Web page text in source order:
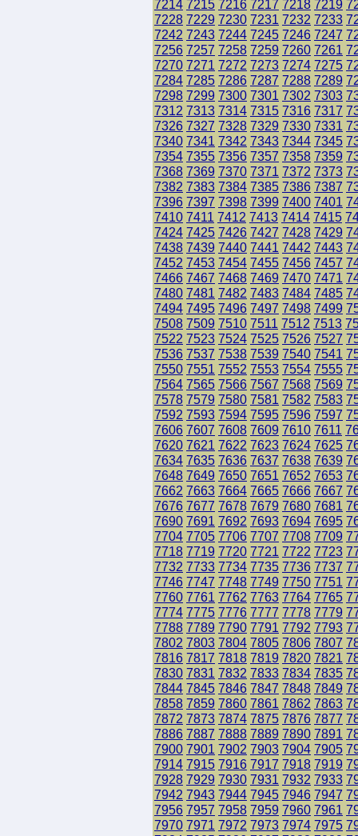
7214 7215 7216 7217 7218 7219
7228 7229 7230 7231 7232 7233
7242 7243 7244 7245 7246 7247
7256 7257 7258 7259 7260 7261
7270 7271 7272 7273 7274 7275
7284 7285 7286 7287 7288 7289
7298 7299 7300 7301 7302 7303
7312 7313 7314 7315 7316 7317
7326 7327 7328 7329 7330 7331
7340 7341 7342 7343 7344 7345
7354 7355 7356 7357 7358 7359
7368 7369 7370 7371 7372 7373
7382 7383 7384 7385 7386 7387
7396 7397 7398 7399 7400 7401
7410 7411 7412 7413 7414 7415
7424 7425 7426 7427 7428 7429
7438 7439 7440 7441 7442 7443
7452 7453 7454 7455 7456 7457
7466 7467 7468 7469 7470 7471
7480 7481 7482 7483 7484 7485
7494 7495 7496 7497 7498 7499
7508 7509 7510 7511 7512 7513
7522 7523 7524 7525 7526 7527
7536 7537 7538 7539 7540 7541
7550 7551 7552 7553 7554 7555
7564 7565 7566 7567 7568 7569
7578 7579 7580 7581 7582 7583
7592 7593 7594 7595 7596 7597
7606 7607 7608 7609 7610 7611
7620 7621 7622 7623 7624 7625
7634 7635 7636 7637 7638 7639
7648 7649 7650 7651 7652 7653
7662 7663 7664 7665 7666 7667
7676 7677 7678 7679 7680 7681
7690 7691 7692 7693 7694 7695
7704 7705 7706 7707 7708 7709
7718 7719 7720 7721 7722 7723
7732 7733 7734 7735 7736 7737
7746 7747 7748 7749 7750 7751
7760 7761 7762 7763 7764 7765
7774 7775 7776 7777 7778 7779
7788 7789 7790 7791 7792 7793
7802 7803 7804 7805 7806 7807
7816 7817 7818 7819 7820 7821
7830 7831 7832 7833 7834 7835
7844 7845 7846 7847 7848 7849
7858 7859 7860 7861 7862 7863
7872 7873 7874 7875 7876 7877
7886 7887 7888 7889 7890 7891
7900 7901 7902 7903 7904 7905
7914 7915 7916 7917 7918 7919
7928 7929 7930 7931 7932 7933
7942 7943 7944 7945 7946 7947
7956 7957 7958 7959 7960 7961
7970 7971 7972 7973 7974 7975